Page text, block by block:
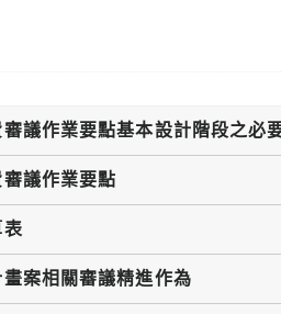
議作業要點基本設計階段之必
議作業要點
表
案相關審議精進作為